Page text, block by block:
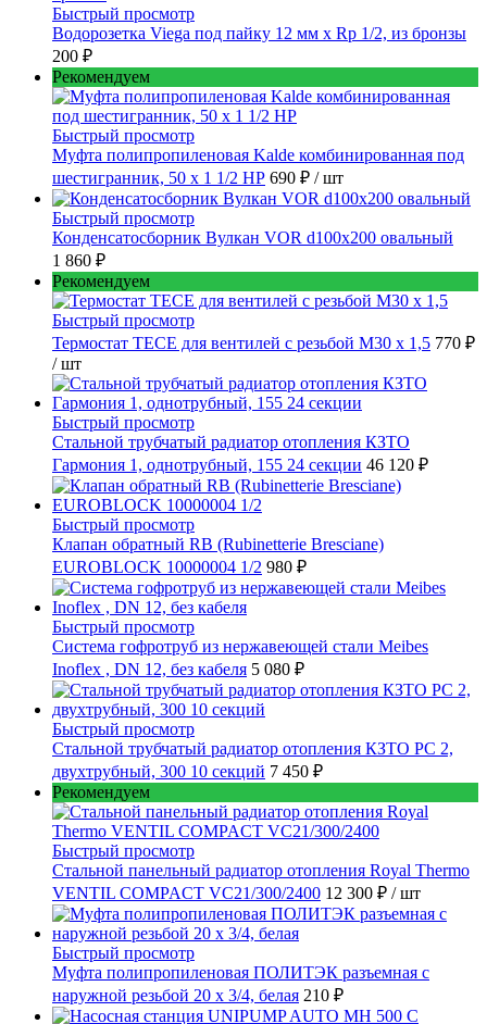
Быстрый просмотр
Водорозетка Viega под пайку 12 мм х Rp 1/2, из бронзы
200 ₽
Рекомендуем
Быстрый просмотр
Муфта полипропиленовая Kalde комбинированная под
шестигранник, 50 x 1 1/2 НР 690 ₽ / шт
Быстрый просмотр
Конденсатосборник Вулкан VOR d100x200 овальный
1 860 ₽
Рекомендуем
Быстрый просмотр
Термостат TECE для вентилей с резьбой М30 х 1,5 770 ₽
/ шт
Быстрый просмотр
Стальной трубчатый радиатор отопления КЗТО
Гармония 1, однотрубный, 155 24 секции 46 120 ₽
Быстрый просмотр
Клапан обратный RB (Rubinetterie Bresciane)
EUROBLOCK 10000004 1/2 980 ₽
Быстрый просмотр
Cистема гофротруб из нержавеющей стали Meibes
Inoflex , DN 12, без кабеля 5 080 ₽
Быстрый просмотр
Стальной трубчатый радиатор отопления КЗТО РС 2,
двухтрубный, 300 10 секций 7 450 ₽
Рекомендуем
Быстрый просмотр
Стальной панельный радиатор отопления Royal Thermo
VENTIL COMPACT VC21/300/2400 12 300 ₽ / шт
Быстрый просмотр
Муфта полипропиленовая ПОЛИТЭК разъемная с
наружной резьбой 20 x 3/4, белая 210 ₽